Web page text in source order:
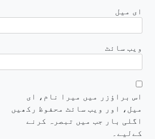
ای میل
ویب‌ سائٹ
اس براؤزر میں میرا نام، ای
میل، اور ویب سائٹ محفوظ رکھیں
اگلی بار جب میں تبصرہ کرنے
کےلیے۔